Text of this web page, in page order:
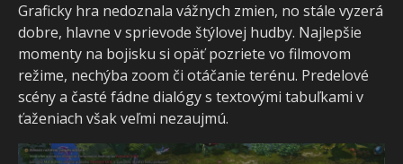
Graficky hra nedoznala vážnych zmien, no stále vyzerá
dobre, hlavne v sprievode štýlovej hudby. Najlepšie
momenty na bojisku si opäť pozriete vo filmovom
režime, nechýba zoom či otáčanie terénu. Predelové
scény a časté fádne dialógy s textovými tabuľkami v
ťaženiach však veľmi nezaujmú.